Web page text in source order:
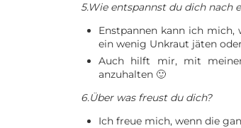
5.Wie entspannst du dich nach
Enstpannen kann ich mich,
ein wenig Unkraut jäten
Auch hilft mir, mit
anzuhalten 🙂
6.Über was freust du dich?
Ich freue mich, wenn die